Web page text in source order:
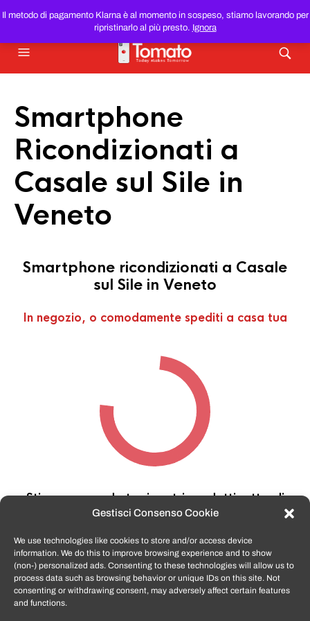
Gestisci Consenso Cookie
We use technologies like cookies to store and/or access device
information. We do this to improve browsing experience and to show
(non-) personalized ads. Consenting to these technologies will allow us to
process data such as browsing behavior or unique IDs on this site. Not
consenting or withdrawing consent, may adversely affect certain features
and functions.
Il metodo di pagamento Klarna è al momento in sospeso, stiamo lavorando per
ripristinarlo al più presto. Ignora
SMARTPHONE E TABLET RICONDIZIONATIAL MIGLIOR
PREZZO DEL WEB!
Smartphone
Ricondizionati a
Casale sul Sile in
Veneto
Smartphone ricondizionati a Casale
sul Sile in Veneto
In negozio, o comodamente spediti a casa tua
Stiamo cercando tra i nostri prodotti, attendi
qualche secondo…
TomatoSmartphone.itè lo shop n.1 in italia per
smartphone ricondizionati garantiti e certificati
di tutte le marche,APPLE, SAMSUNG, HUAWEI,
ONEPLUS, XIAOMI e tanto altro